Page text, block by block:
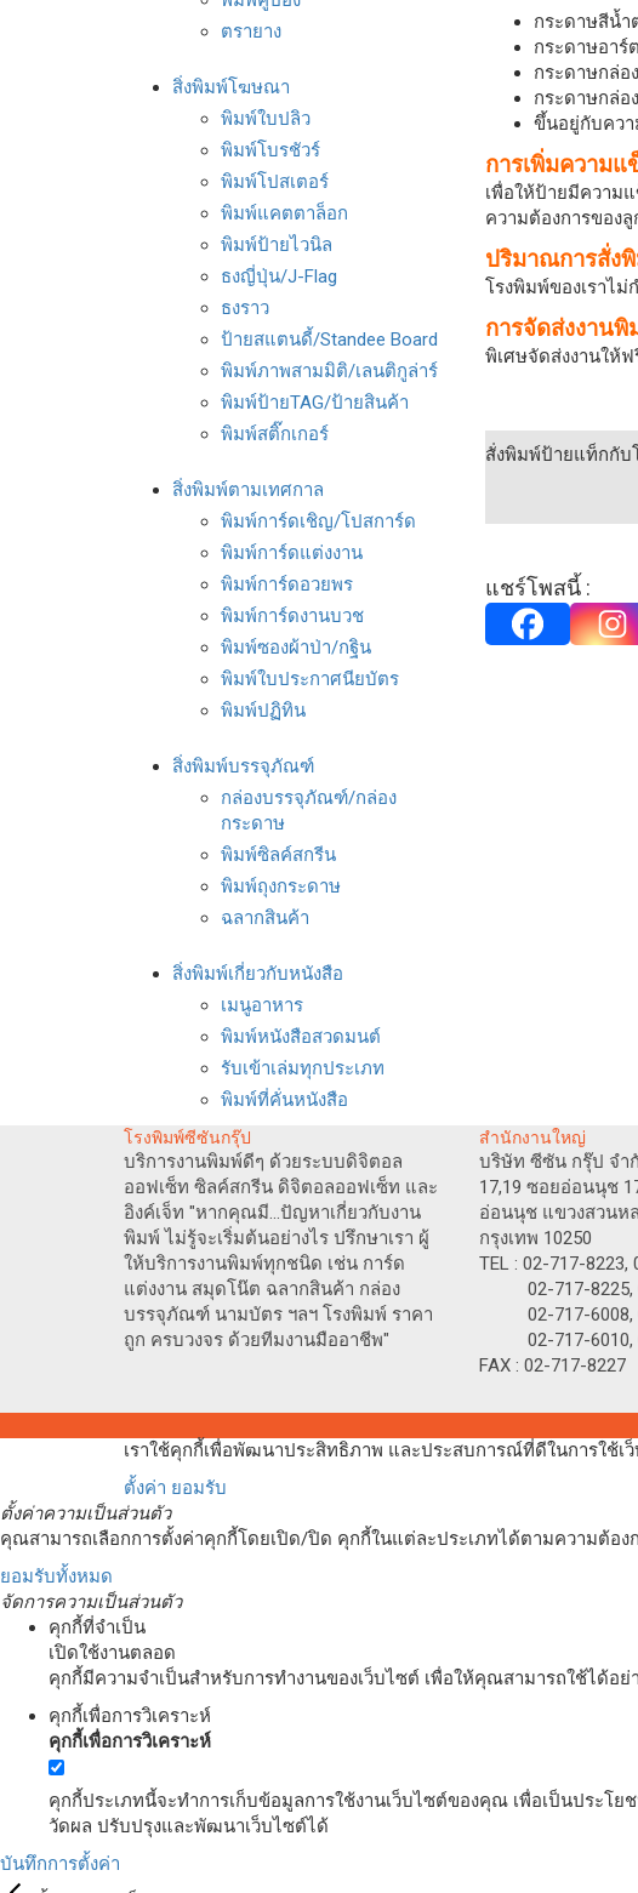
กระดาษสีน้ำ
กระดาษอาร์
กระดาษกล่อ
กระดาษกล่อ
ขึ้นอยู่กับควา
การเพิ่มความแ
เพื่อให้ป้ายมีความ
ความต้องการของลู
ปริมาณการสั่ง
โรงพิมพ์ของเราไ
การจัดส่งงาน
พิเศษจัดส่งงานให้
สั่งพิมพ์ป้ายแท็กกับ
แชร์โพสนี้ :
ตรายาง
สิ่งพิมพ์โฆษณา
พิมพ์ใบปลิว
พิมพ์โบรชัวร์
พิมพ์โปสเตอร์
พิมพ์แคตตาล็อก
พิมพ์ป้ายไวนิล
ธงญี่ปุ่น/J-Flag
ธงราว
ป้ายสแตนดี้/Standee Board
พิมพ์ภาพสามมิติ/เลนติกูล่าร์
พิมพ์ป้ายTAG/ป้ายสินค้า
พิมพ์สติ๊กเกอร์
สิ่งพิมพ์ตามเทศกาล
พิมพ์การ์ดเชิญ/โปสการ์ด
พิมพ์การ์ดแต่งงาน
พิมพ์การ์ดอวยพร
พิมพ์การ์ดงานบวช
พิมพ์ซองผ้าป่า/กฐิน
พิมพ์ใบประกาศนียบัตร
พิมพ์ปฏิทิน
สิ่งพิมพ์บรรจุภัณฑ์
กล่องบรรจุภัณฑ์/กล่อง
กระดาษ
พิมพ์ซิลค์สกรีน
พิมพ์ถุงกระดาษ
ฉลากสินค้า
สิ่งพิมพ์เกี่ยวกับหนังสือ
เมนูอาหาร
พิมพ์หนังสือสวดมนต์
รับเข้าเล่มทุกประเภท
พิมพ์ที่คั่นหนังสือ
โรงพิมพ์ซีซันกรุ๊ป
บริการงานพิมพ์ดีๆ ด้วยระบบดิจิตอล
ออฟเซ็ท ซิลค์สกรีน ดิจิตอลออฟเซ็ท และ
อิงค์เจ็ท "หากคุณมี...ปัญหาเกี่ยวกับงาน
พิมพ์ ไม่รู้จะเริ่มต้นอย่างไร ปรึกษาเรา ผู้
ให้บริการงานพิมพ์ทุกชนิด เช่น การ์ด
แต่งงาน สมุดโน๊ต ฉลากสินค้า กล่อง
บรรจุภัณฑ์ นามบัตร ฯลฯ โรงพิมพ์ ราคา
ถูก ครบวงจร ด้วยทีมงานมืออาชีพ"
สำนักงานใหญ่
บริษัท ซีซัน กรุ๊ป จำ
17,19 ซอยอ่อนนุช
อ่อนนุช แขวงสวนห
กรุงเทพ 10250
TEL : 02-717-8223,
02-717-8225,
02-717-6008,
02-717-6010,
FAX : 02-717-8227
เราใช้คุกกี้เพื่อพัฒนาประสิทธิภาพ และประสบการณ์ที่ดีในการใช้
ตั้งค่า ยอมรับ
ตั้งค่าความเป็นส่วนตัว
คุณสามารถเลือกการตั้งค่าคุกกี้โดยเปิด/ปิด คุกกี้ในแต่ละประเภทได้ตามความต้อง
ยอมรับทั้งหมด
จัดการความเป็นส่วนตัว
คุกกี้ที่จำเป็น
เปิดใช้งานตลอด
คุกกี้มีความจำเป็นสำหรับการทำงานของเว็บไซต์ เพื่อให้คุณสามารถใช้ได้อ
คุกกี้เพื่อการวิเคราะห์
คุกกี้เพื่อการวิเคราะห์
คุกกี้ประเภทนี้จะทำการเก็บข้อมูลการใช้งานเว็บไซต์ของคุณ เพื่อเป็นประโ
วัดผล ปรับปรุงและพัฒนาเว็บไซต์ได้
บันทึกการตั้งค่า